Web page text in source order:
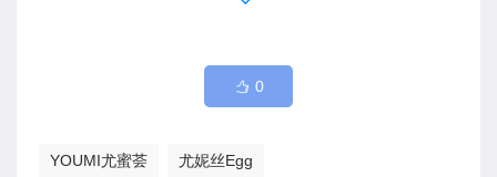
0
YOUMI尤蜜荟 尤妮丝Egg